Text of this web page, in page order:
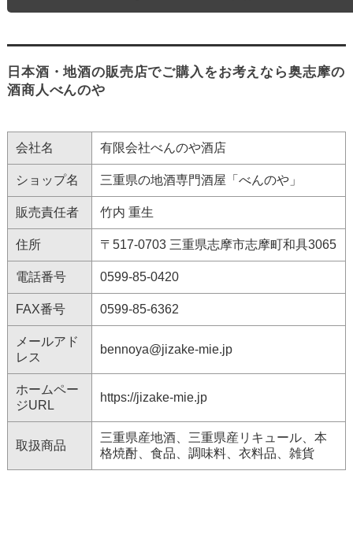
日本酒・地酒の販売店でご購入をお考えなら奥志摩の
酒商人べんのや
会社名 有限会社べんのや酒店
ショップ名 三重県の地酒専門酒屋「べんのや」
販売責任者 竹内 重生
住所 〒517-0703 三重県志摩市志摩町和具3065
電話番号 0599-85-0420
FAX番号 0599-85-6362
メールアド
レス
bennoya@jizake-mie.jp
ホームペー
ジURL
https://jizake-mie.jp
取扱商品
三重県産地酒、三重県産リキュール、本
格焼酎、食品、調味料、衣料品、雑貨